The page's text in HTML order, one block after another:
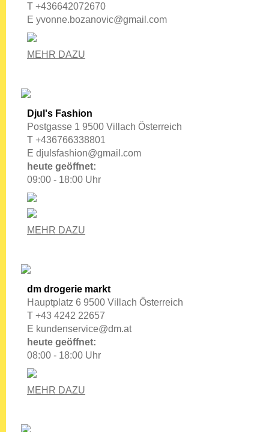
T +436642072670
E yvonne.bozanovic@gmail.com
MEHR DAZU
Djul's Fashion
Postgasse 1 9500 Villach Österreich
T +436766338801
E djulsfashion@gmail.com
heute geöffnet:
09:00 - 18:00 Uhr
MEHR DAZU
dm drogerie markt
Hauptplatz 6 9500 Villach Österreich
T +43 4242 22657
E kundenservice@dm.at
heute geöffnet:
08:00 - 18:00 Uhr
MEHR DAZU